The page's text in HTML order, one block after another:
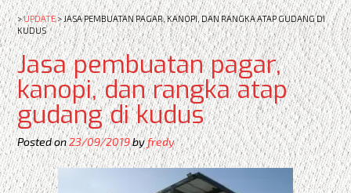
>UPDATE>JASA PEMBUATAN PAGAR, KANOPI, DAN RANGKA ATAP GUDANG DI
KUDUS
Jasa pembuatan pagar,
kanopi, dan rangka atap
gudang di kudus
Posted on23/09/2019byfredy